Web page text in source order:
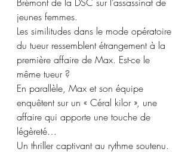
jeunes femmes.
Les similitudes dans le mode opératoire
du tueur ressemblent étrangement à la
première affaire de Max. Est-ce le
même tueur ?
En parallèle, Max et son équipe
enquêtent sur un « Céral kilor », une
affaire qui apporte une touche de
légèreté…
Un thriller captivant au rythme soutenu.